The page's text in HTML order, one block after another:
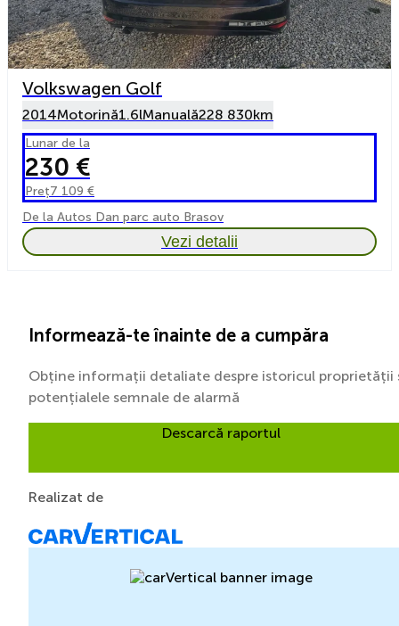
Volkswagen Golf
2014Motorină1.6lManuală228 830km
Lunar de la
230 €
Preț7 109 €
De la Autos Dan parc auto Brasov
Vezi detalii
Informează-te înainte de a cumpăra
Obține informații detaliate despre istoricul proprietății
potențialele semnale de alarmă
Descarcă raportul
Realizat de